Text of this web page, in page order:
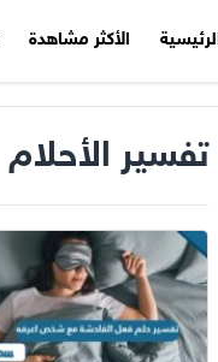
الأكثر مشاهدة
تفسير الأحلام